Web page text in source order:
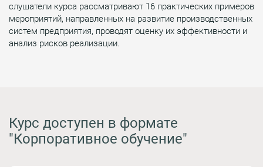
слушатели курса рассматривают 16 практических примеров
мероприятий, направленных на развитие производственных
систем предприятия, проводят оценку их эффективности и
анализ рисков реализации.
Курс доступен в формате
"Корпоративное обучение"